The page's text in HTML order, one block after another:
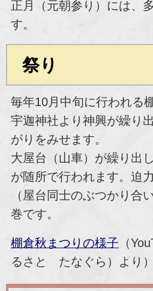
正月（元朝参り）には、
す。
祭り
毎年10月中旬に行われる
宇迦神社より神興が繰り
がりをみせます。
大屋台（山車）が繰り出
が随所で行われます。迫
（屋台同士のぶつかり合
巻です。
棚倉秋まつりの様子 （
るさと たなぐら）より）